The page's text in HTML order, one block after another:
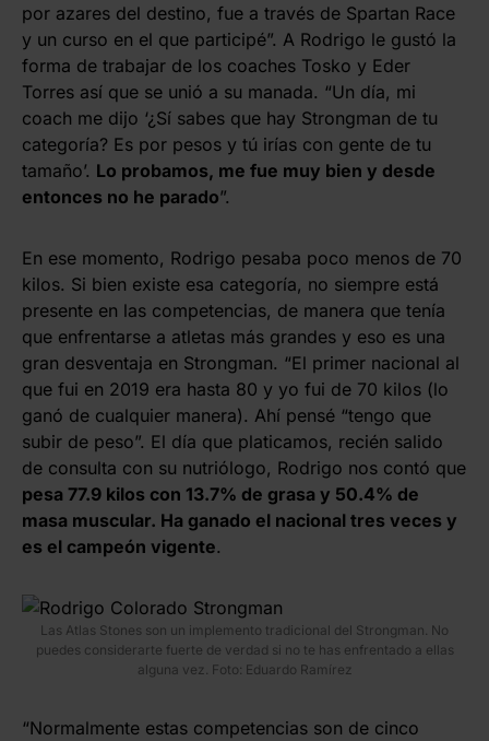
por azares del destino, fue a través de Spartan Race
y un curso en el que participé”. A Rodrigo le gustó la
forma de trabajar de los coaches Tosko y Eder
Torres así que se unió a su manada. “Un día, mi
coach me dijo ‘¿Sí sabes que hay Strongman de tu
categoría? Es por pesos y tú irías con gente de tu
tamaño’. Lo probamos, me fue muy bien y desde
entonces no he parado”.
En ese momento, Rodrigo pesaba poco menos de 70
kilos. Si bien existe esa categoría, no siempre está
presente en las competencias, de manera que tenía
que enfrentarse a atletas más grandes y eso es una
gran desventaja en Strongman. “El primer nacional al
que fui en 2019 era hasta 80 y yo fui de 70 kilos (lo
ganó de cualquier manera). Ahí pensé “tengo que
subir de peso”. El día que platicamos, recién salido
de consulta con su nutriólogo, Rodrigo nos contó que
pesa 77.9 kilos con 13.7% de grasa y 50.4% de
masa muscular. Ha ganado el nacional tres veces y
es el campeón vigente.
Las Atlas Stones son un implemento tradicional del Strongman. No
puedes considerarte fuerte de verdad si no te has enfrentado a ellas
alguna vez. Foto: Eduardo Ramírez
“Normalmente estas competencias son de cinco